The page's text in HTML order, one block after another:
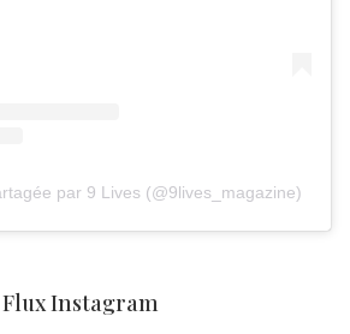
par 9 Lives (@9lives_magazine)
Flux Instagram